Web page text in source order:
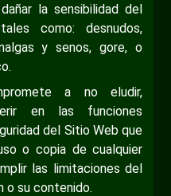
la sensibilidad del
como: desnudos,
y senos, gore, o
a no eludir,
en las funciones
del Sitio Web que
o copia de cualquier
las limitaciones del
o su contenido.